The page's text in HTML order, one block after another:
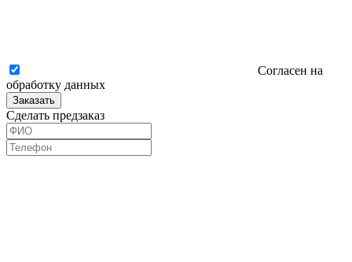
Согласен на
обработку данных
Заказать
Сделать предзаказ